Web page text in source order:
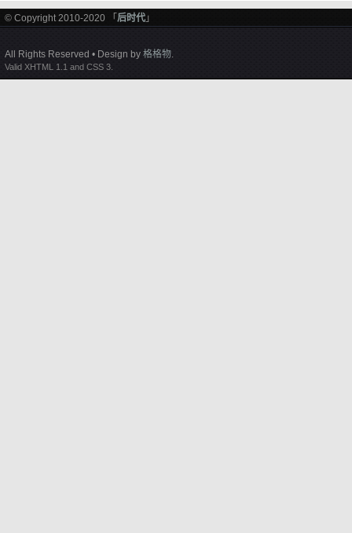
© Copyright 2010-2020 「 后时代 」
All Rights Reserved • Design by 格格物.
Valid XHTML 1.1 and CSS 3.